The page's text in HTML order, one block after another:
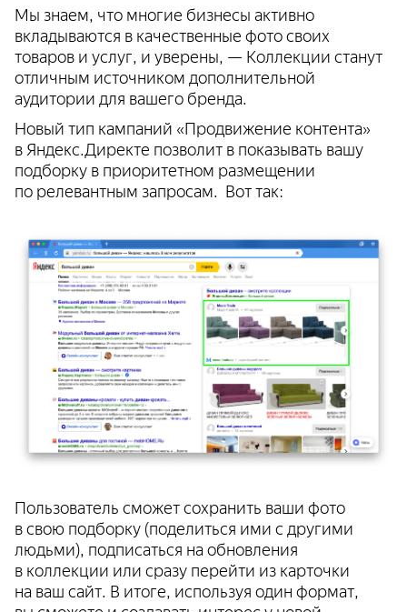
Мы знаем, что многие бизнесы активно
вкладываются в качественные фото своих
товаров и услуг, и уверены, — Коллекции станут
отличным источником дополнительной
аудитории для вашего бренда.
Новый тип кампаний «Продвижение контента»
в Яндекс.Директе позволит в показывать вашу
подборку в приоритетном размещении
по релевантным запросам. Вот так:
Пользователь сможет сохранить ваши фото
в свою подборку (поделиться ими с другими
людьми), подписаться на обновления
в коллекции или сразу перейти из карточки
на ваш сайт. В итоге, используя один формат,